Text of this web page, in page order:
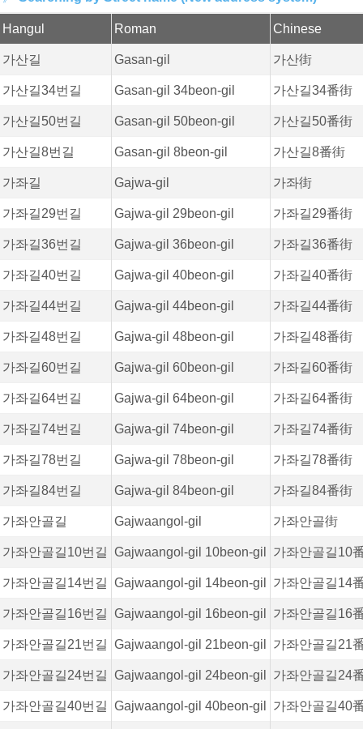
Hangul Roman Chinese
가산길 Gasan-gil 가산街
가산길34번길 Gasan-gil 34beon-gil 가산길34番街
가산길50번길 Gasan-gil 50beon-gil 가산길50番街
가산길8번길 Gasan-gil 8beon-gil 가산길8番街
가좌길 Gajwa-gil 가좌街
가좌길29번길 Gajwa-gil 29beon-gil 가좌길29番街
가좌길36번길 Gajwa-gil 36beon-gil 가좌길36番街
가좌길40번길 Gajwa-gil 40beon-gil 가좌길40番街
가좌길44번길 Gajwa-gil 44beon-gil 가좌길44番街
가좌길48번길 Gajwa-gil 48beon-gil 가좌길48番街
가좌길60번길 Gajwa-gil 60beon-gil 가좌길60番街
가좌길64번길 Gajwa-gil 64beon-gil 가좌길64番街
가좌길74번길 Gajwa-gil 74beon-gil 가좌길74番街
가좌길78번길 Gajwa-gil 78beon-gil 가좌길78番街
가좌길84번길 Gajwa-gil 84beon-gil 가좌길84番街
가좌안골길 Gajwaangol-gil 가좌안골街
가좌안골길10번길 Gajwaangol-gil 10beon-gil 가좌안골길10
가좌안골길14번길 Gajwaangol-gil 14beon-gil 가좌안골길14
가좌안골길16번길 Gajwaangol-gil 16beon-gil 가좌안골길16
가좌안골길21번길 Gajwaangol-gil 21beon-gil 가좌안골길21
가좌안골길24번길 Gajwaangol-gil 24beon-gil 가좌안골길24
가좌안골길40번길 Gajwaangol-gil 40beon-gil 가좌안골길40